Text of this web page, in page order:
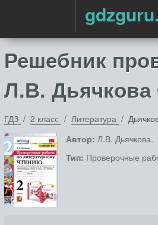
Решебник
Л.В.
ГДЗ 2 класс Литература
Автор: Л.В. Дьячкова.
Тип: Проверочные